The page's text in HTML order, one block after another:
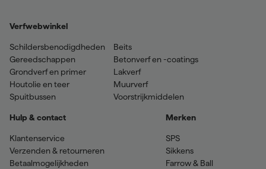
Verfwebwinkel
Schildersbenodigdheden
Gereedschappen
Grondverf en primer
Houtolie en teer
Spuitbussen
Beits
Betonverf en -coatings
Lakverf
Muurverf
Voorstrijkmiddelen
Hulp & contact
Klantenservice
Verzenden & retourneren
Betaalmogelijkheden
Merken
SPS
Sikkens
Farrow & Ball